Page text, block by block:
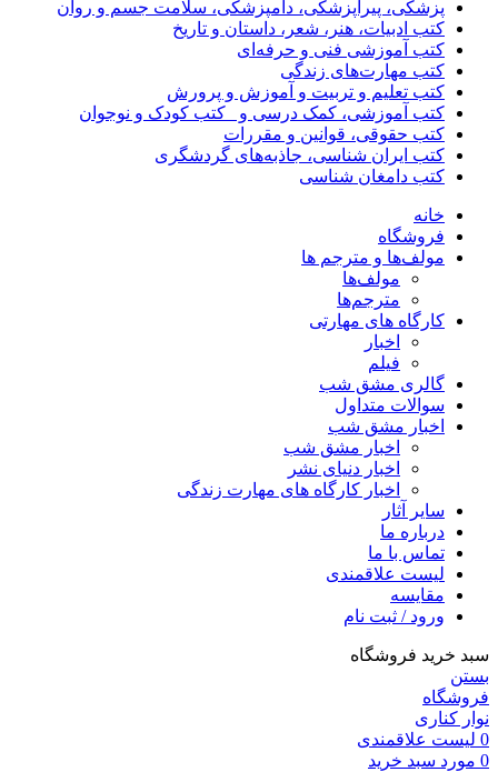
پزشکی، پیراپزشکی، دامپزشکی، سلامت جسم و روان
کتب ادبیات، هنر، شعر، داستان و تاریخ
کتب آموزشی فنی و حرفه‌ای
کتب مهارت‌های زندگی
کتب تعلیم و تربیت و آموزش و پرورش
کتب آموزشی، کمک درسی و _کتب کودک و نوجوان
کتب حقوقی، قوانین و مقررات
کتب ایران شناسی، جاذبه‌های گردشگری
کتب دامغان شناسی
خانه
فروشگاه
مولف‌ها و مترجم ها
مولف‌ها
مترجم‌ها
کارگاه های مهارتی
اخبار
فیلم
گالری مشق شب
سوالات متداول
اخبار مشق شب
اخبار مشق شب
اخبار دنیای نشر
اخبار کارگاه های مهارت زندگی
سایر آثار
درباره ما
تماس با ما
لیست علاقمندی
مقایسه
ورود / ثبت نام
سبد خرید فروشگاه
بستن
فروشگاه
نوار کناری
0 لیست علاقمندی
0 مورد سبد خرید